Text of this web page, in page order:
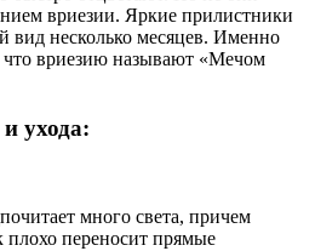
вриезии. Яркие прилистники
вид несколько месяцев. Именно
вриезию называют «Мечом
ухода:
много света, причем
плохо переносит прямые